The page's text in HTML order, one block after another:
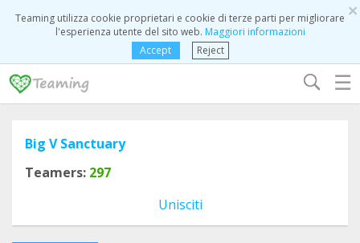
×
Teaming utilizza cookie proprietari e cookie di terze parti per migliorare
l'esperienza utente del sito web. Maggiori informazioni
Accept
Reject
☰
Big V Sanctuary
Teamers: 297
Unisciti